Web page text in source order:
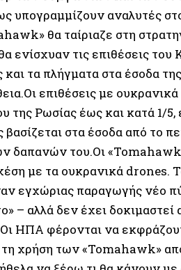
υπογραμμίζουν αναλυτές
θα ταίριαζε στη
τις επιθέσεις του
και τα πλήγματα στα έσοδα
επιθέσεις με
της Ρωσίας έως και κατά 1/
στα έσοδα από το
δαπανών του.Οι
με τα ουκρανικά drones.
εγχώριας παραγωγής νέο
– αλλά δεν έχει δοκιμαστεί
ΗΠΑ φέρονται να
χρήση των «Tomahawk»